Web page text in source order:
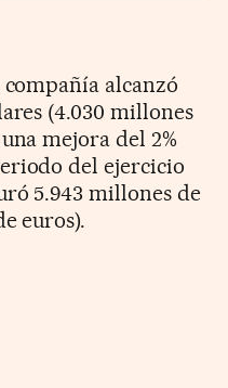
alcanzó
(4.030 millones
mejora del 2%
del ejercicio
5.943 millones de
euros).